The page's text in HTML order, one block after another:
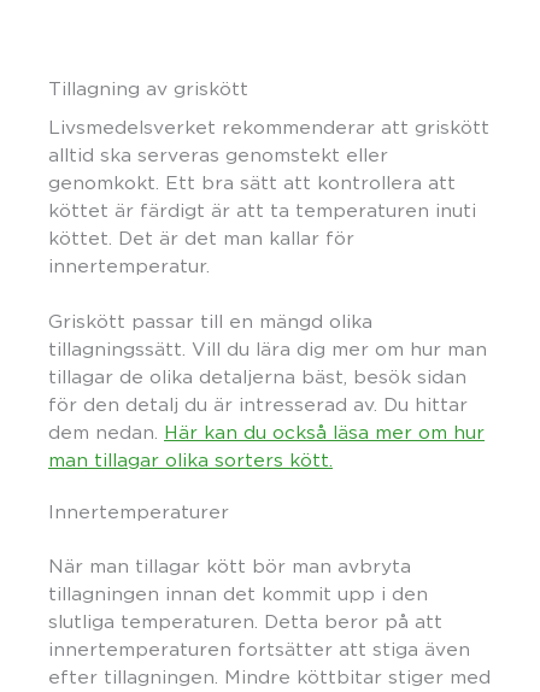
Tillagning av griskött
Livsmedelsverket rekommenderar att griskött
alltid ska serveras genomstekt eller
genomkokt. Ett bra sätt att kontrollera att
köttet är färdigt är att ta temperaturen inuti
köttet. Det är det man kallar för
innertemperatur.
Griskött passar till en mängd olika
tillagningssätt. Vill du lära dig mer om hur man
tillagar de olika detaljerna bäst, besök sidan
för den detalj du är intresserad av. Du hittar
dem nedan. Här kan du också läsa mer om hur
man tillagar olika sorters kött.
Innertemperaturer
När man tillagar kött bör man avbryta
tillagningen innan det kommit upp i den
slutliga temperaturen. Detta beror på att
innertemperaturen fortsätter att stiga även
efter tillagningen. Mindre köttbitar stiger med